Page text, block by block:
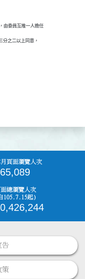
由委員互推一人擔任
分之二以上同意，
頁面瀏覽人次
面總瀏覽人次
105.7.15起)
告
策